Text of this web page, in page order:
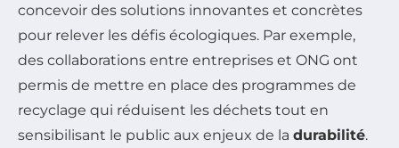
concevoir des solutions innovantes et concrètes
pour relever les défis écologiques. Par exemple,
des collaborations entre entreprises et ONG ont
permis de mettre en place des programmes de
recyclage qui réduisent les déchets tout en
sensibilisant le public aux enjeux de la durabilité.